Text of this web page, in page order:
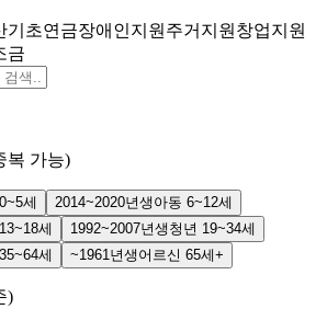
기초연금장애인지원 주거지원 창업지원
금
복 가능)
세 2014~2020년생 아동 6~12세
세 1992~2007년생 청년 19~34세
세 ~1961년생 어르신 65세+
)